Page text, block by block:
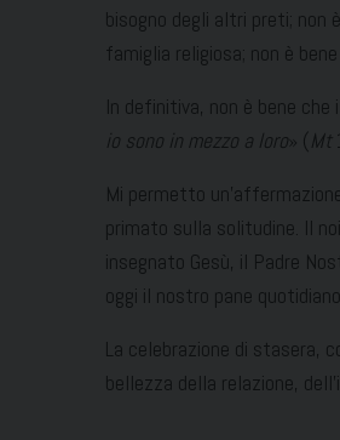
bisogno degli altri preti; non
famiglia religiosa; non è
In definitiva, non è bene che
io sono in mezzo a loro» ( Mt
Mi permetto
primato sulla solitudine. Il
insegnato Gesù, il Padre
oggi il nostro pane
La celebrazione di stasera,
bellezza della relazione,